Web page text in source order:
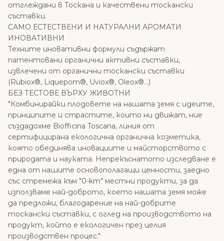
отглеждани в Тоскана и качествени тоскански
съставки.
САМО ЕСТЕСТВЕНИ И НАТУРАЛНИ АРОМАТИ
ИНОВАТИВНИ
Техните иновативни формули съдържат
патентовани органични активни съставки,
извлечени от органични тоскански съставки
(Rubiox®, Liquepom®, Uviox®, Oleox®…)
БЕЗ ТЕСТОВЕ ВЪРХУ ЖИВОТНИ
"Комбинирайки плодовете на нашата земя с идеите,
принципите и страстите, които ни движат, ние
създадохме Biofficina Toscana, линия от
сертифицирана екологична органична козметика,
която обединява иновациите и майсторството с
природата и науката. Непрекъснатото изследване е
една от нашите основополагащи ценности, заедно
със стремежа към "0-km" местни продукти, за да
използваме най-доброто, което нашата земя може
да предложи, благодарение на най-добрите
тоскански съставки, с оглед на производството на
продукт, който е екологичен през целия
производствен процес."